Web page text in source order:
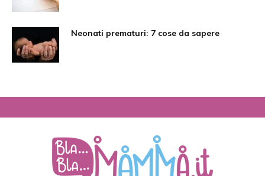
Neonati prematuri: 7 cose da sapere